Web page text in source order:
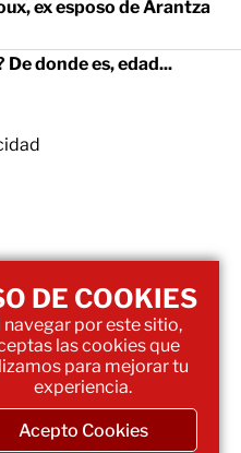
ex esposo de Arantza
donde es, edad...
DE COOKIES
navegar por este sitio,
las cookies que
para mejorar tu
experiencia.
Acepto Cookies